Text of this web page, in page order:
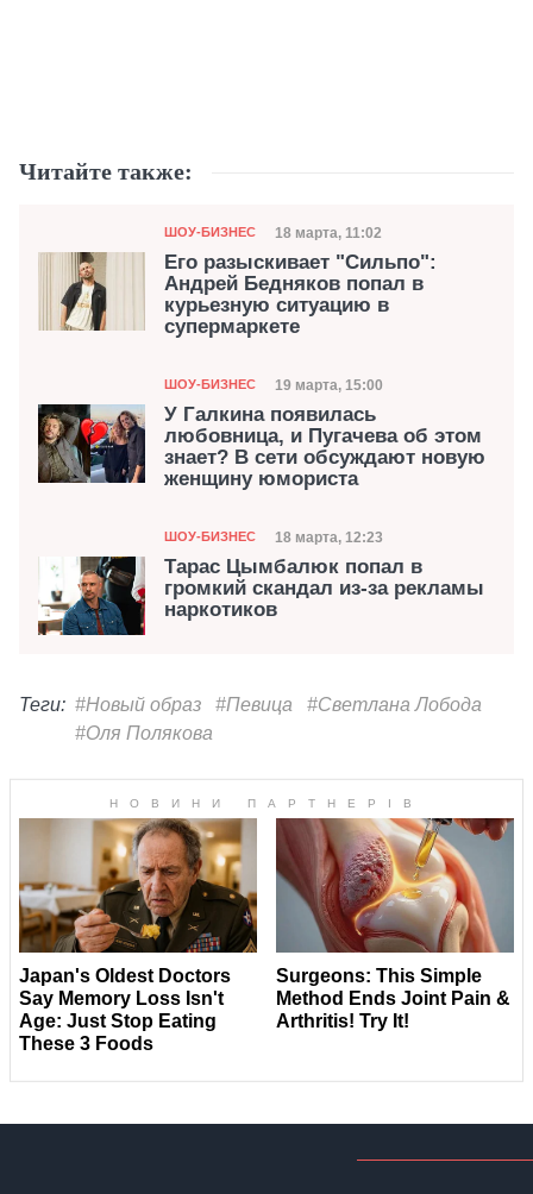
Читайте также:
Категория
ШОУ-БИЗНЕС Дата публикации
18 марта, 11:02
Его разыскивает "Сильпо":
Андрей Бедняков попал в
курьезную ситуацию в
супермаркете
Категория
ШОУ-БИЗНЕС Дата публикации
19 марта, 15:00
У Галкина появилась
любовница, и Пугачева об этом
знает? В сети обсуждают новую
женщину юмориста
Категория
ШОУ-БИЗНЕС Дата публикации
18 марта, 12:23
Тарас Цымбалюк попал в
громкий скандал из-за рекламы
наркотиков
Теги: #Новый образ #Певица
#Светлана Лобода
#Оля Полякова